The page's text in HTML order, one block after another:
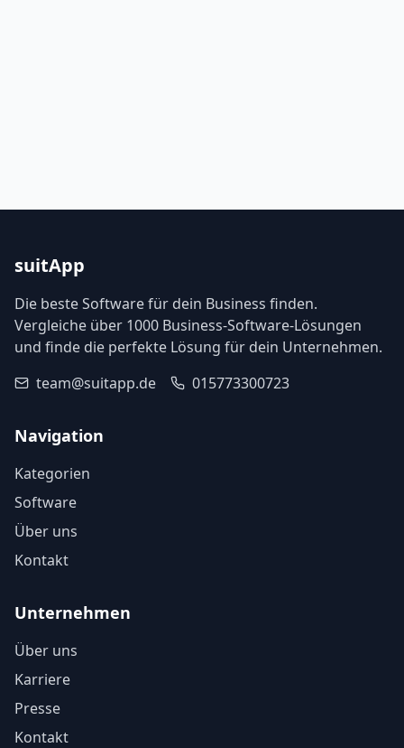
suitApp
Die beste Software für dein Business finden.
Vergleiche über 1000 Business-Software-Lösungen
und finde die perfekte Lösung für dein Unternehmen.
team@suitapp.de
015773300723
Navigation
Kategorien
Software
Über uns
Kontakt
Unternehmen
Über uns
Karriere
Presse
Kontakt